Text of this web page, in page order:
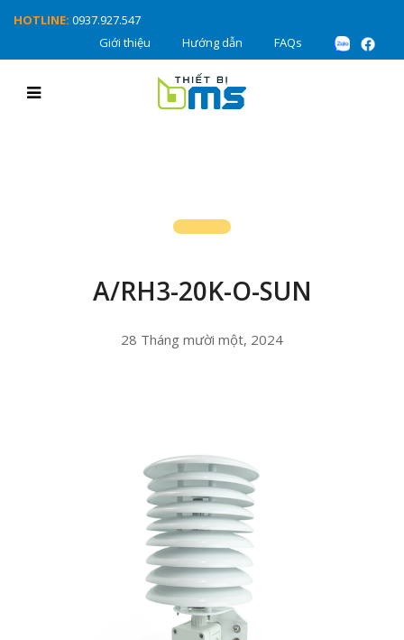
HOTLINE: 0937.927.547
Giới thiệu
Hướng dẫn FAQs
A/RH3-20K-O-SUN
28 Tháng mười một, 2024